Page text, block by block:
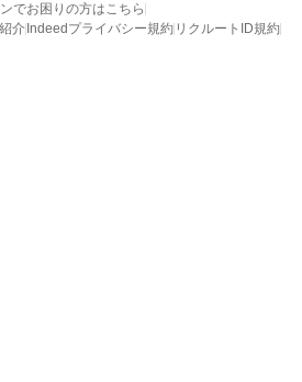
でお困りの方はこちら
介 Indeedプライバシー規約 リクルートID規約